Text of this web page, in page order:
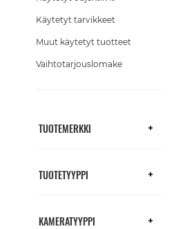
Käytetyt tarvikkeet
Muut käytetyt tuotteet
Vaihtotarjouslomake
TUOTEMERKKI
TUOTETYYPPI
KAMERATYYPPI